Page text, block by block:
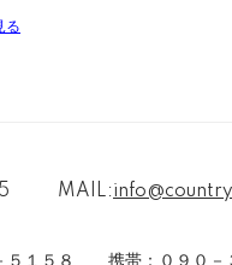
る
－5 MAIL: